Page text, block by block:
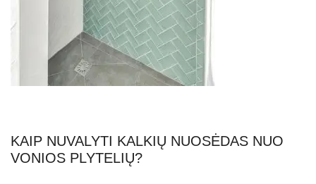
KAIP NUVALYTI KALKIŲ NUOSĖDAS NUO
VONIOS PLYTELIŲ?